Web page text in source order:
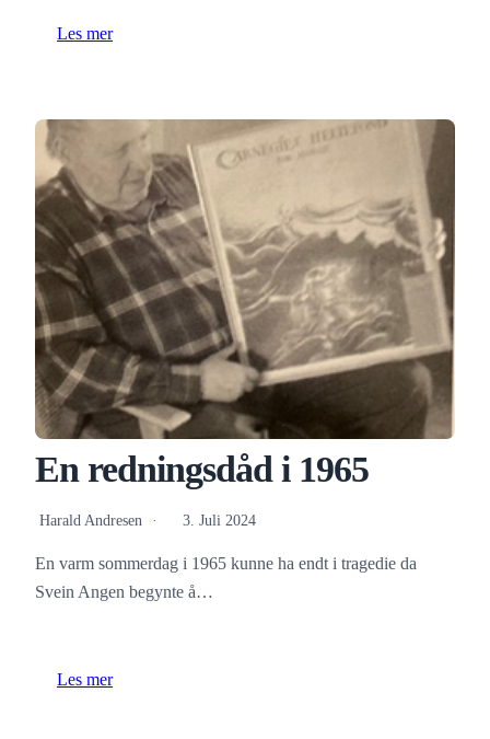
Les mer
En redningsdåd i 1965
Harald Andresen 3. Juli 2024
En varm sommerdag i 1965 kunne ha endt i tragedie da
Svein Angen begynte å…
Les mer